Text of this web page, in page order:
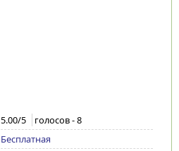
5.00/5 голосов -8
Бесплатная